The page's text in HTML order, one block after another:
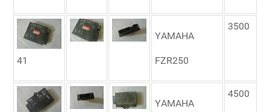
41
YAMAHA
FZR250
3500
YAMAHA
4500